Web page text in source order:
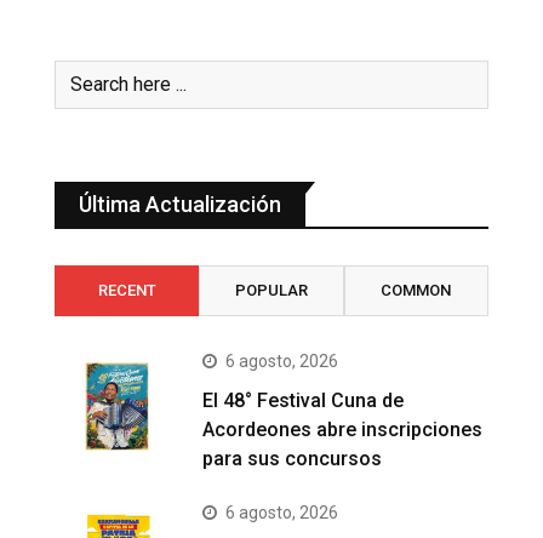
Última Actualización
RECENT POPULAR COMMON
6 agosto, 2026
El 48° Festival Cuna de
Acordeones abre inscripciones
para sus concursos
6 agosto, 2026